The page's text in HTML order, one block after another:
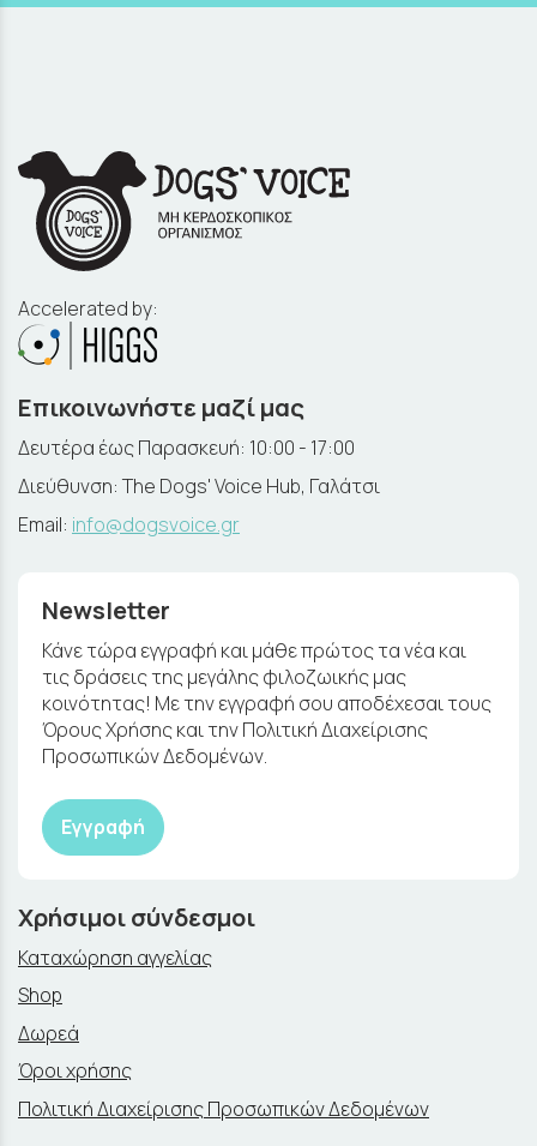
Accelerated by:
Επικοινωνήστε μαζί μας
Δευτέρα έως Παρασκευή: 10:00 - 17:00
Διεύθυνση: The Dogs' Voice Hub, Γαλάτσι
Email: info@dogsvoice.gr
Newsletter
Κάνε τώρα εγγραφή και μάθε πρώτος τα νέα και
τις δράσεις της μεγάλης φιλοζωικής μας
κοινότητας! Με την εγγραφή σου αποδέχεσαι τους
Όρους Χρήσης και την Πολιτική Διαχείρισης
Προσωπικών Δεδομένων.
Εγγραφή
Χρήσιμοι σύνδεσμοι
Καταχώρηση αγγελίας
Shop
Δωρεά
Όροι χρήσης
Πολιτική Διαχείρισης Προσωπικών Δεδομένων